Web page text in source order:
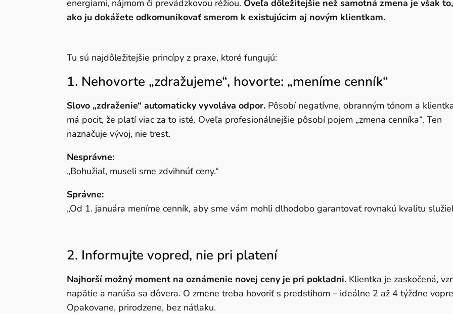
Wave
konce
energiami, nájmom či prevádzkovou réžiou. Oveľa dôležitejšie než samotná zmena je však to,
ako ju dokážete odkomunikovať smerom k existujúcim aj novým klientkam.
Tu sú najdôležitejšie princípy z praxe, ktoré fungujú:
1. Nehovorte „zdražujeme“, hovorte: „meníme cenník“
Slovo „zdraženie“ automaticky vyvoláva odpor. Pôsobí negatívne, obranným tónom a
má pocit, že platí viac za to isté. Oveľa profesionálnejšie pôsobí pojem „zmena cenníka“. Ten
naznačuje vývoj, nie trest.
Nesprávne:
„Bohužiaľ, museli sme zdvihnúť ceny.“
Správne:
„Od 1. januára meníme cenník, aby sme vám mohli dlhodobo garantovať rovnakú kvalitu
2. Informujte vopred, nie pri platení
Najhorší možný moment na oznámenie novej ceny je pri pokladni. Klientka je zaskočená,
napätie a narúša sa dôvera. O zmene treba hovoriť s predstihom – ideálne 2 až 4 týždne
Opakovane, prirodzene, bez nátlaku.